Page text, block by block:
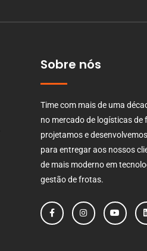
Sobre nós
Time com mais de uma
no mercado de logísticas de
projetamos e
para entregar aos nossos
de mais moderno em
gestão de frotas.